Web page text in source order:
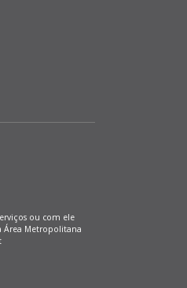
ou com ele
Área Metropolitana